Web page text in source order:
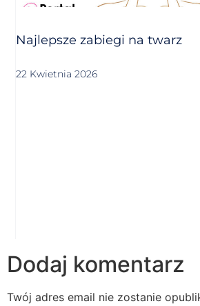
Najlepsze zabiegi na twarz
22 Kwietnia 2026
Dodaj komentarz
Twój adres email nie zostanie